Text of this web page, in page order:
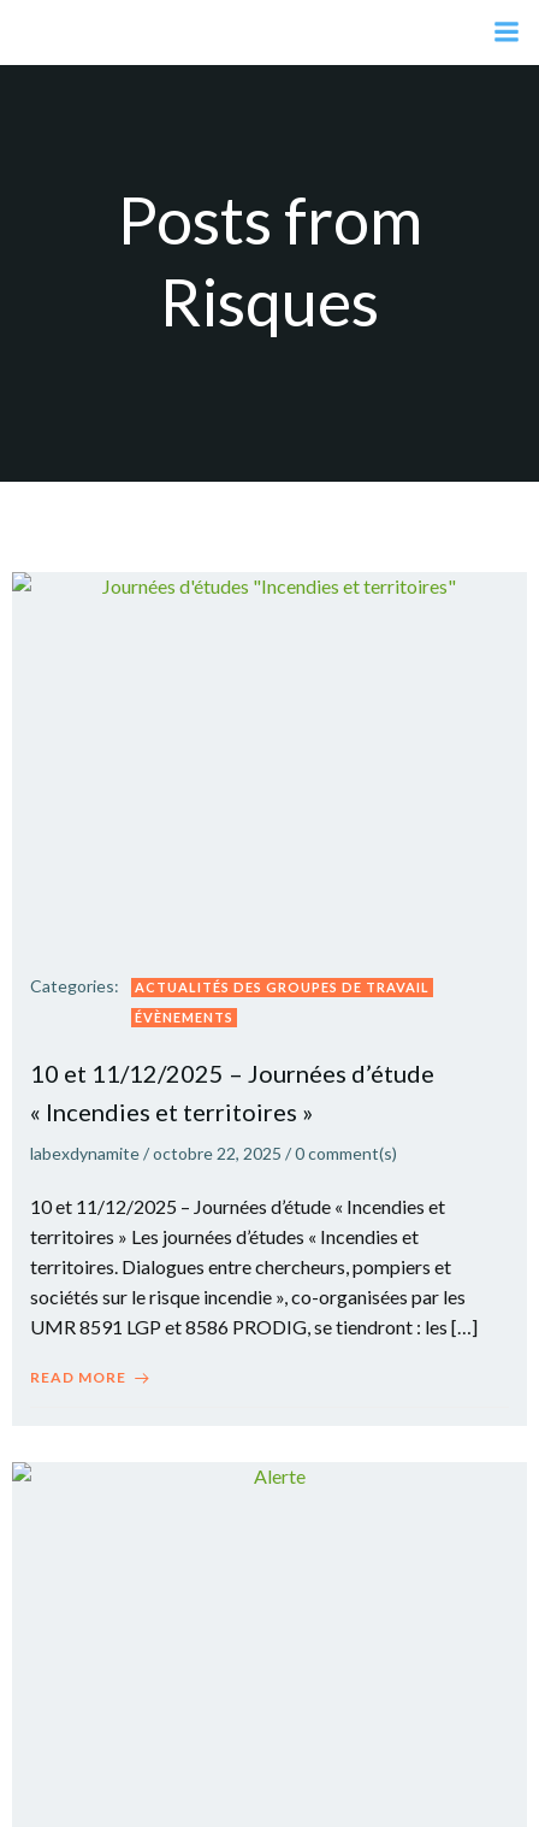
contenu
Posts from
Risques
Categories:
ACTUALITÉS DES GROUPES DE TRAVAIL
ÉVÈNEMENTS
10 et 11/12/2025 – Journées d’étude
« Incendies et territoires »
labexdynamite/octobre 22, 2025 /0comment(s)
10 et 11/12/2025 – Journées d’étude « Incendies et
territoires » Les journées d’études « Incendies et
territoires. Dialogues entre chercheurs, pompiers et
sociétés sur le risque incendie », co-organisées par les
UMR 8591 LGP et 8586 PRODIG, se tiendront : les […]
READ MORE